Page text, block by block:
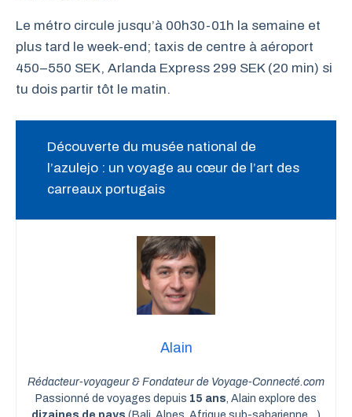
Le métro circule jusqu’à 00h30-01h la semaine et
plus tard le week-end; taxis de centre à aéroport
450–550 SEK, Arlanda Express 299 SEK (20 min) si
tu dois partir tôt le matin.
Découverte du musée national de
l’azulejo : un voyage au cœur de l’art des
carreaux portugais
Alain
Rédacteur-voyageur & Fondateur de Voyage-Connecté.com
Passionné de voyages depuis 15 ans, Alain explore des